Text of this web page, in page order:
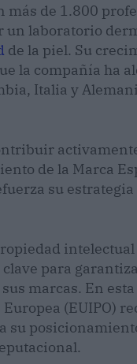
más de 1.800
un laboratorio
de la piel. Su
la compañía ha
Italia y
de la Marca
su estrategia
intelectual
para
marcas. En
(EUIPO)
su